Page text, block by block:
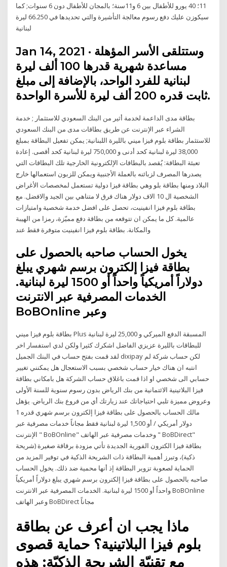
11؛ 40 يورو للأطفال بين 6 و11سنة؛ بالمجان للأطفال دون 6 سنوات; كما
سيكوزن عليك دفع رسوم معالجة التأشيرة والتي تحديدها في 66.250 ليرة
لبنانية
Jan 14, 2021 · وستتلقى الأسر المؤهلة
مساعدة شهرية قدرها 100 ألف ليرة
لبنانية للفرد الواحد، بالإضافة إلى مبلغ
ثابت قدره 200 ألف ليرة للأسرة الواحدة.
بطاقة مدى الداعمة لخدمة أثير من البنك السعودي للاستثمار ; خدمة
الشراء عبر الإنترنت عن طريق بطاقات مدى من البنك السعودي
للاستثمار بطاقة بلوم فيزا ميني بالليرة اللبنانية; يمكن تفعيل البطاقة بمبلغ
38,000 ليرة لبنانية كحد أدنى و 750,000 ليرة لبنانية كحد أقصى. إعادة
تعبئة البطاقة: يُقصد بالبطاقات الإلكترونية الخارجية تلك البطاقات التي
يصدرها المصرف لزبائنه بالعملة الأجنبية ويمكن للزبون استعمالها خارج
البلاد ومنها بطاقة بلو وهي بطاقة فيزا دولية تستعمل لمخصصات الأغراض
الشخصية ال 10 الاف دولار هناك فرق لا متناهي بين الجيد والافضل. مع
بطاقة بلوم فيزا انفينيت، تحصل على افضل خدمة شخصية وامتيازات
عالمية. كل ما يمكن ان تتوقعه من بطاقة دفع مميّزة، رمزا من الهيبة
والمكانة. بطاقة بلوم فيزا انفينيت متوفرة فقط عند
يخول الحساب صاحبه بالحصول على
بطاقة فيزا إلكترون برسم شهري يبلغ
دولاراً أمريكياً واحداً أو 1500 ليرة لبنانية.
الخدمات المصرفية عبر الانترنت
بطاقة بلوم فيزا ميني Plus المسبقة الدفع الميركي و 25,000 ليرة لبنانية
للبطاقات بالليرة عزيزي الفاضل اشكرك كثيرا ولكن لدي استفسار اخر
لقد قمت بفتح حساب في البنك الجميل dixipay لكن حساب شركة لم
انتبه ان هناك خيار حساب شخصي بسبب الاستعجال هل يمكنني تغيير
حسابي الى شخصي او اذا قمت باغلاق حساب الشركة هل بامكاني بطاقة
فيزا البلاتينية الائتمانية من بنك الرياض بدون رسوم سنوية للسنة الأولى
وعروض مميزة تلبي احتياجاتك عند زيارتك أي من فروع بنك الرياض. يؤهل
مالك الحساب بالحصول على بطاقة فيزا إلكترون برسم شهري قدره 1
دولار أمريكي / أو 1,500 ليرة لبنانية فقط مجاناً خدمات مصرفية عبر
الإنترنت " BoBOnline" وخدمات مصرفية عبر الهاتف " BoBDirect"
بطاقة فيزا الكترون الفورية الجديدة تأتي مزودة برقاقة صغيرة (شريحة
ذكية)، وتبرز أهمية البطاقة ذات الشريحة الذكية في توفير المزيد من
الحماية لصعوبة تزوير البطاقة إذ أنها محمية ضد ذلك. يخول الحساب
صاحبه بالحصول على بطاقة فيزا إلكترون برسم شهري يبلغ دولاراً أمريكياً
واحداً أو 1500 ليرة لبنانية. الخدمات المصرفية عبر الانترنت BoBOnline
وعبر الهاتف BoBDirect مجاناً
ماذا يجب ان أعرف عن بطاقة
بلوم فيزا البلاتينية؟ حماية قصوى
مع تقنيّة الشريحة الذكيّة: هذه